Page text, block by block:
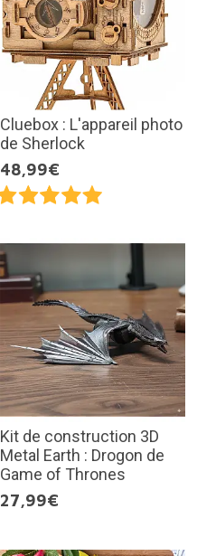
Cluebox : L'appareil photo
de Sherlock
48,99€
Kit de construction 3D
Metal Earth : Drogon de
Game of Thrones
27,99€